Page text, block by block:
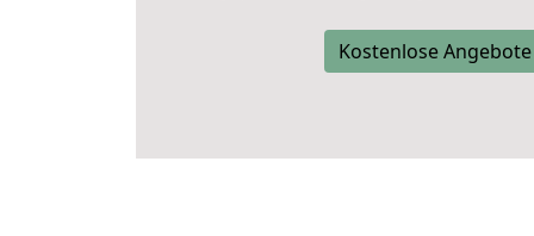
Kostenlose